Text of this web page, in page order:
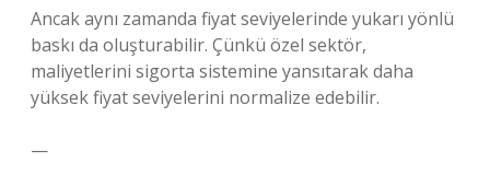
Ancak aynı zamanda fiyat seviyelerinde yukarı yönlü
baskı da oluşturabilir. Çünkü özel sektör,
maliyetlerini sigorta sistemine yansıtarak daha
yüksek fiyat seviyelerini normalize edebilir.
—